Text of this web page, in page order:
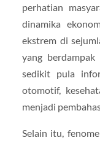
perhatian
dinamika
ekstrem di
yang
sedikit pula
otomotif,
menjadi
Selain itu,